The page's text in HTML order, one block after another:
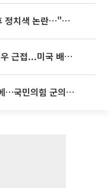
김희철, '뒤집힌 태극기' 지적 후 정치색 논란…"좌우 떠나 우리나라 국기"
이란 “호르무즈 새 항로 합의 매우 근접...미국 배상 먼저”
우성빈 기장군수 ‘유튜브 정치’에…국민의힘 군의원들 집단 반발